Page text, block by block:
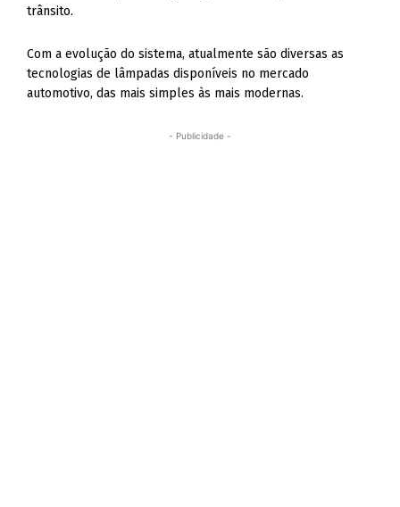
trânsito.
Com a evolução do sistema, atualmente são diversas as
tecnologias de lâmpadas disponíveis no mercado
automotivo, das mais simples às mais modernas.
- Publicidade -